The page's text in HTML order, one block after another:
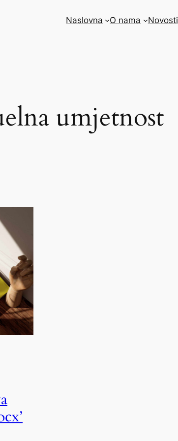
Naslovna O nama Novosti
umjetnost